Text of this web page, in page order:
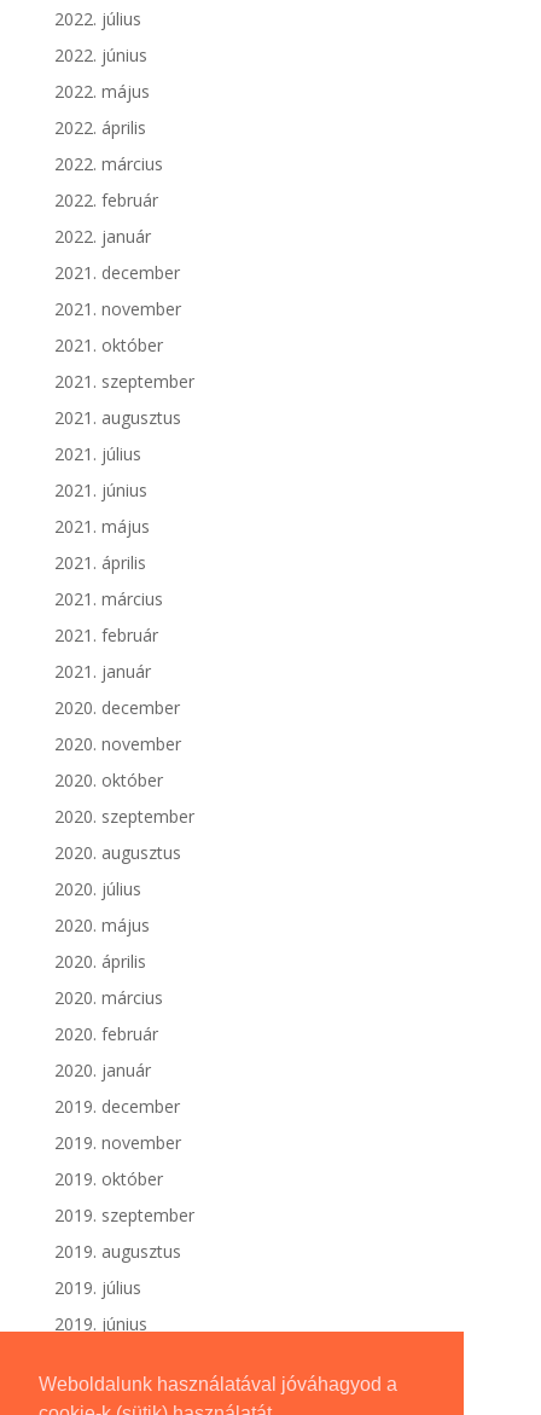
Weboldalunk használatával jóváhagyod a
2022. július
2022. június
2022. május
2022. április
2022. március
2022. február
2022. január
2021. december
2021. november
2021. október
2021. szeptember
2021. augusztus
2021. július
2021. június
2021. május
2021. április
2021. március
2021. február
2021. január
2020. december
2020. november
2020. október
2020. szeptember
2020. augusztus
2020. július
2020. május
2020. április
2020. március
2020. február
2020. január
2019. december
2019. november
2019. október
2019. szeptember
2019. augusztus
2019. július
2019. június